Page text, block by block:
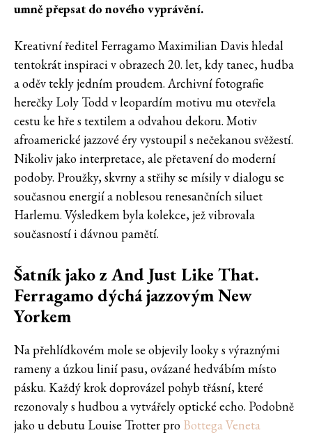
umně přepsat do nového vyprávění.
Kreativní ředitel Ferragamo Maximilian Davis hledal
tentokrát inspiraci v obrazech 20. let, kdy tanec, hudba
a oděv tekly jedním proudem. Archivní fotografie
herečky Loly Todd v leopardím motivu mu otevřela
cestu ke hře s textilem a odvahou dekoru. Motiv
afroamerické jazzové éry vystoupil s nečekanou svěžestí.
Nikoliv jako interpretace, ale přetavení do moderní
podoby. Proužky, skvrny a střihy se mísily v dialogu se
současnou energií a noblesou renesančních siluet
Harlemu. Výsledkem byla kolekce, jež vibrovala
současností i dávnou pamětí.
Šatník jako z And Just Like That.
Ferragamo dýchá jazzovým New
Yorkem
Na přehlídkovém mole se objevily looky s výraznými
rameny a úzkou linií pasu, ovázané hedvábím místo
pásku. Každý krok doprovázel pohyb třásní, které
rezonovaly s hudbou a vytvářely optické echo. Podobně
jako u debutu Louise Trotter pro Bottega Veneta